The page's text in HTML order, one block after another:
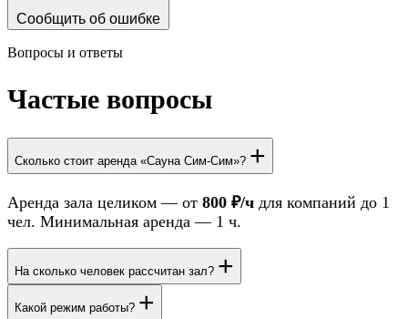
Сообщить об ошибке
Вопросы и ответы
Частые вопросы
Сколько стоит аренда «Сауна Сим-Сим»? +
Аренда зала целиком — от 800 ₽/ч для компаний до 1
чел. Минимальная аренда — 1 ч.
На сколько человек рассчитан зал? +
Какой режим работы? +